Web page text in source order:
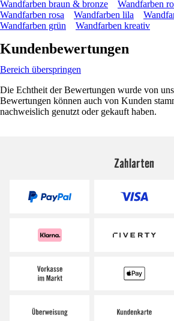
Wandfarben braun & bronze
Wandfarben
Wandfarben rosa
Wandfarben lila
Wandfarben grün
Wandfarben kreativ
Kundenbewertungen
Bereich überspringen
Die Echtheit der Bewertungen wurde von
Bewertungen können auch von Kunden
nachweislich genutzt oder gekauft haben.
Zahlarten